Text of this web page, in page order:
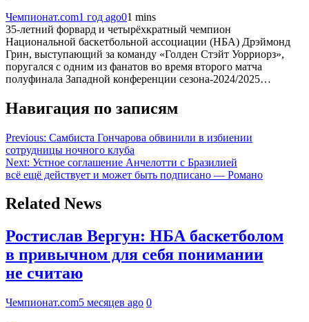
Чемпионат.com1 год ago01 mins
35-летний форвард и четырёхкратный чемпион
Национальной баскетбольной ассоциации (НБА) Дрэймонд
Грин, выступающий за команду «Голден Стэйт Уорриорз»,
поругался с одним из фанатов во время второго матча
полуфинала Западной конференции сезона-2024/2025…
Навигация по записям
Previous: Самбиста Гончарова обвинили в избиении
сотрудницы ночного клуба
Next: Устное соглашение Анчелотти с Бразилией
всё ещё действует и может быть подписано — Романо
Related News
Ростислав Вергун: НБА баскетболом
в привычном для себя понимании
не считаю
Чемпионат.com5 месяцев ago 0